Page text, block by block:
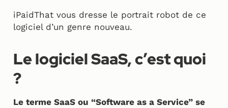
iPaidThat vous dresse le portrait robot de ce
logiciel d’un genre nouveau.
Le logiciel SaaS, c’est quoi
?
Le terme SaaS ou “Software as a Service” se